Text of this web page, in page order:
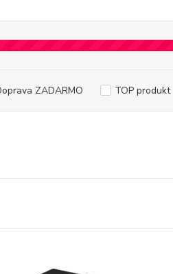
ZADARMO TOP produkt